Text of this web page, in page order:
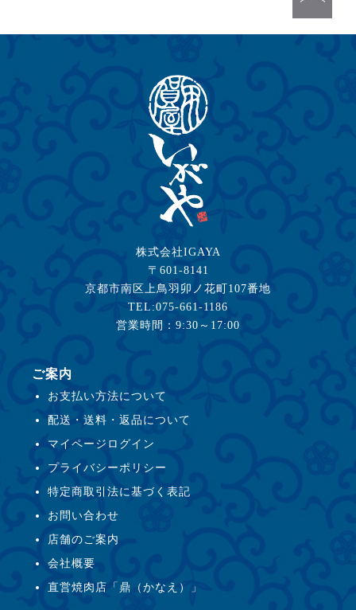
株式会社IGAYA
〒601-8141
京都市南区上鳥羽卯ノ花町107番地
TEL:075-661-1186
営業時間：9:30～17:00
ご案内
お支払い方法について
配送・送料・返品について
マイページログイン
プライバシーポリシー
特定商取引法に基づく表記
お問い合わせ
店舗のご案内
会社概要
直営焼肉店「鼎（かなえ）」